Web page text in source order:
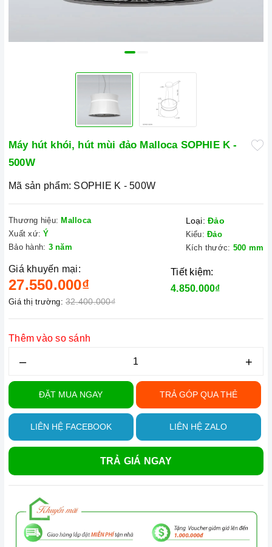
Máy hút khói, hút mùi đảo Malloca SOPHIE K -
500W
Mã sản phẩm: SOPHIE K - 500W
Thương hiệu: Malloca
Xuất xứ: Ý
Bảo hành: 3 năm
Loại: Đảo
Kiểu: Đảo
Kích thước: 500 mm
Giá khuyến mại:
27.550.000₫
Giá thị trường: 32.400.000₫
Tiết kiệm:
4.850.000₫
Thêm vào so sánh
– +
ĐẶT MUA NGAY TRẢ GÓP QUA THẺ
LIÊN HỆ FACEBOOK LIÊN HỆ ZALO
TRẢ GIÁ NGAY